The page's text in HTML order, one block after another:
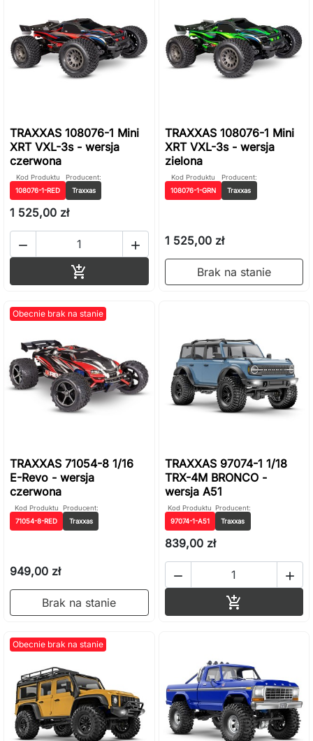
TRAXXAS 108076-1 Mini
XRT VXL-3s - wersja
czerwona
Kod Produktu
108076-1-RED
Producent:
Traxxas
1 525,00 zł
 

TRAXXAS 108076-1 Mini
XRT VXL-3s - wersja
zielona
Kod Produktu
108076-1-GRN
Producent:
Traxxas
1 525,00 zł
Brak na stanie
Obecnie brak na stanie
TRAXXAS 71054-8 1/16
E-Revo - wersja
czerwona
Kod Produktu
71054-8-RED
Producent:
Traxxas
949,00 zł
Brak na stanie
TRAXXAS 97074-1 1/18
TRX-4M BRONCO -
wersja A51
Kod Produktu
97074-1-A51
Producent:
Traxxas
839,00 zł
 

Obecnie brak na stanie